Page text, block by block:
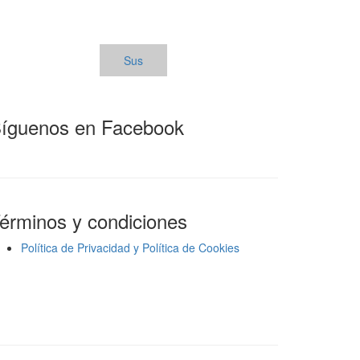
Sus
en Facebook
y condiciones
Política de Privacidad y Política de Cookies